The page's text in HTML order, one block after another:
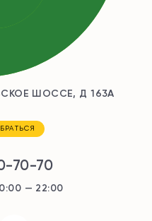
ШОССЕ, Д 163А
70-70
— 22:00